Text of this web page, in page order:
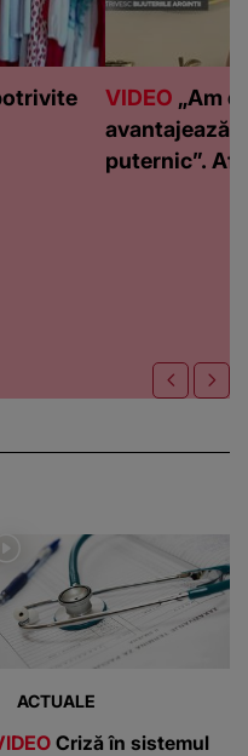
VIDEO „Am
avantajează
puternic”.
ACTUALE
Criză în sistemul